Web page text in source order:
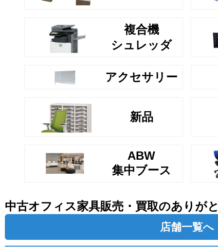
複合機
シュレッダ
アクセサリー
新品
ABW
集中ブース
中古オフィス家具販売・買取のありが
店舗一覧へ